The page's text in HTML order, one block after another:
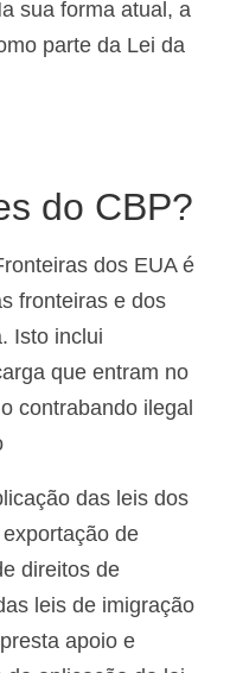
sua forma atual, a
parte da Lei da
do CBP?
dos EUA é
fronteiras e dos
Isto inclui
que entram no
contrabando ilegal
das leis dos
de
direitos de
leis de imigração
apoio e